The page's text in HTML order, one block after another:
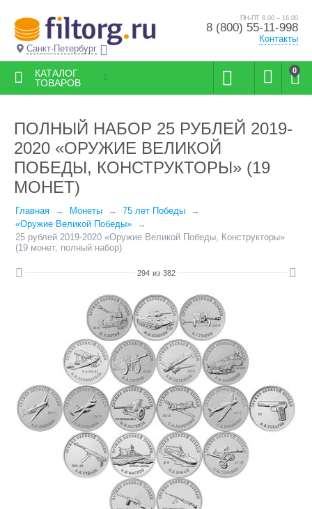
Санкт-Петербург
ПН-ПТ 8.00 – 16.00
8 (800) 55-11-998
Контакты
0
КАТАЛОГ
ТОВАРОВ
ПОЛНЫЙ НАБОР 25 РУБЛЕЙ 2019-
2020 «ОРУЖИЕ ВЕЛИКОЙ
ПОБЕДЫ, КОНСТРУКТОРЫ» (19
МОНЕТ)
Главная Монеты
75 лет Победы
«Оружие Великой Победы»
25 рублей 2019-2020 «Оружие Великой Победы, Конструкторы»
(19 монет, полный набор)
294 из 382